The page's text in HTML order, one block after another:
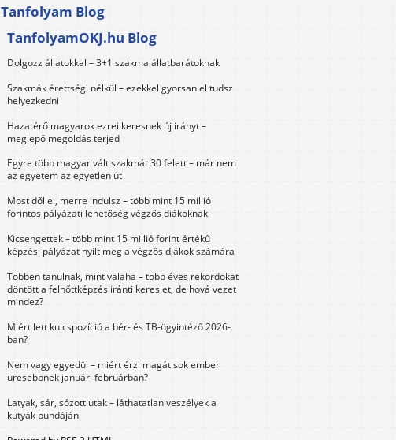
Tanfolyam Blog
TanfolyamOKJ.hu Blog
Dolgozz állatokkal – 3+1 szakma állatbarátoknak
Szakmák érettségi nélkül – ezekkel gyorsan el tudsz
helyezkedni
Hazatérő magyarok ezrei keresnek új irányt –
meglepő megoldás terjed
Egyre több magyar vált szakmát 30 felett – már nem
az egyetem az egyetlen út
Most dől el, merre indulsz – több mint 15 millió
forintos pályázati lehetőség végzős diákoknak
Kicsengettek – több mint 15 millió forint értékű
képzési pályázat nyílt meg a végzős diákok számára
Többen tanulnak, mint valaha – több éves rekordokat
döntött a felnőttképzés iránti kereslet, de hová vezet
mindez?
Miért lett kulcspozíció a bér- és TB-ügyintéző 2026-
ban?
Nem vagy egyedül – miért érzi magát sok ember
üresebbnek január–februárban?
Latyak, sár, sózott utak – láthatatlan veszélyek a
kutyák bundáján